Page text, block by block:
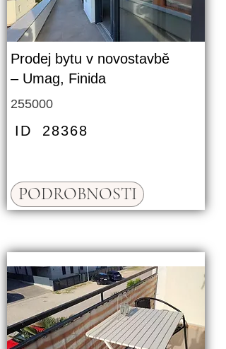
Prodej bytu v novostavbě
– Umag, Finida
255000
ID 28368
PODROBNOSTI